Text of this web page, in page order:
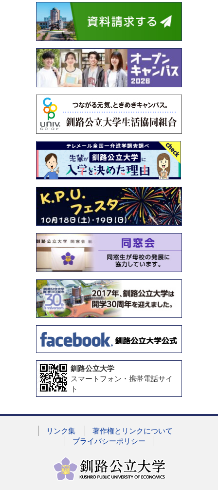
釧路公立大学
スマートフォン・携帯電話サイ
ト
リンク集
著作権とリンクについて
プライバシーポリシー